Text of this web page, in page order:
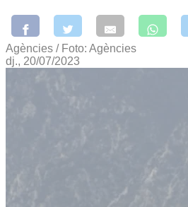
Agències / Foto: Agències
dj., 20/07/2023